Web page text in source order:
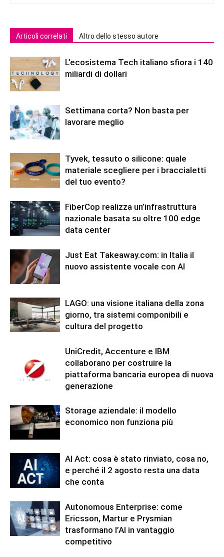
Articoli correlati Altro dello stesso autore
L’ecosistema Tech italiano sfiora i 140
miliardi di dollari
Settimana corta? Non basta per
lavorare meglio
Tyvek, tessuto o silicone: quale
materiale scegliere per i braccialetti
del tuo evento?
FiberCop realizza un’infrastruttura
nazionale basata su oltre 100 edge
data center
Just Eat Takeaway.com: in Italia il
nuovo assistente vocale con AI
LAGO: una visione italiana della zona
giorno, tra sistemi componibili e
cultura del progetto
UniCredit, Accenture e IBM
collaborano per costruire la
piattaforma bancaria europea di nuova
generazione
Storage aziendale: il modello
economico non funziona più
AI Act: cosa è stato rinviato, cosa no,
e perché il 2 agosto resta una data
che conta
Autonomous Enterprise: come
Ericsson, Martur e Prysmian
trasformano l’AI in vantaggio
competitivo